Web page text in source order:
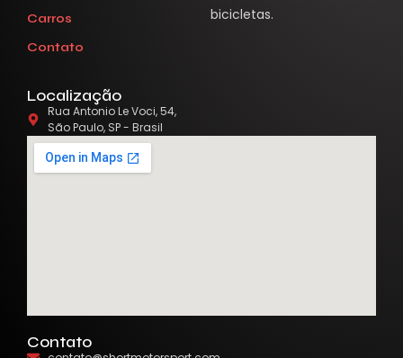
Carros
Contato
bicicletas.
Localização
Rua Antonio Le Voci, 54,
São Paulo, SP - Brasil
Contato